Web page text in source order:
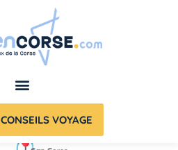
CONSEILS VOYAGE